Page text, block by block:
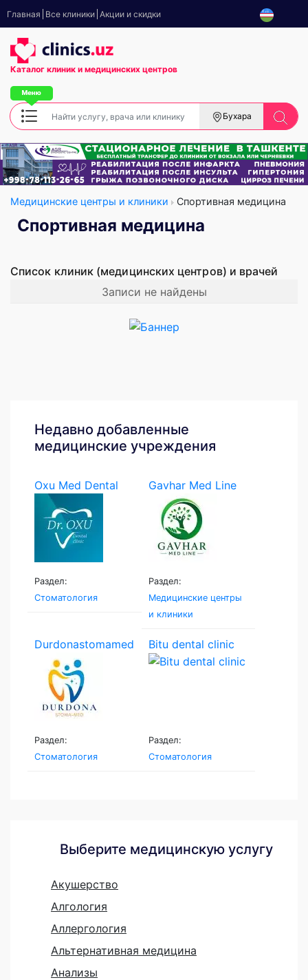
Главная Все клиники Акции и скидки
Каталог клиник и медицинских центров
Бухара
Медицинские центры и клиники Спортивная медицина
Спортивная медицина
Список клиник (медицинских центров) и врачей
Записи не найдены
Недавно добавленные
медицинские учреждения
Oxu Med Dental
Раздел:
Стоматология
Gavhar Med Line
Раздел:
Медицинские центры
и клиники
Durdonastomamed
Раздел:
Стоматология
Bitu dental clinic
Раздел:
Стоматология
Выберите медицинскую услугу
Акушерство
Алгология
Аллергология
Альтернативная медицина
Анализы